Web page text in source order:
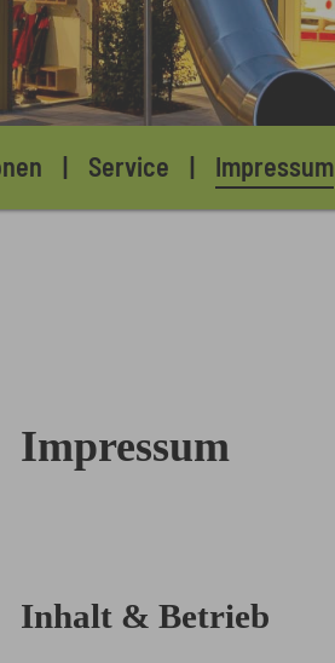
Service Impressum
Impressum
Inhalt & Betrieb